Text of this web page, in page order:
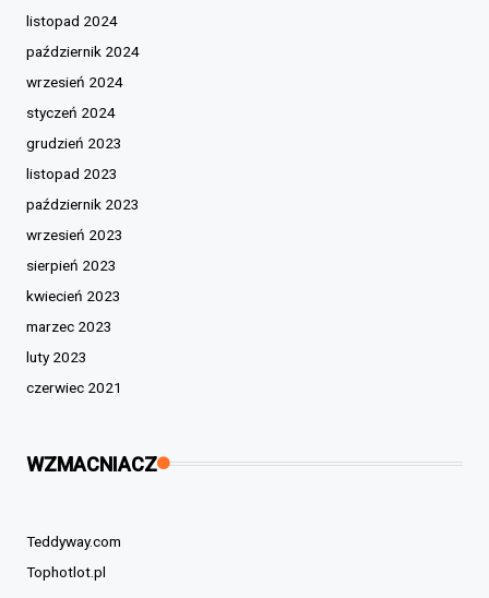
listopad 2024
październik 2024
wrzesień 2024
styczeń 2024
grudzień 2023
listopad 2023
październik 2023
wrzesień 2023
sierpień 2023
kwiecień 2023
marzec 2023
luty 2023
czerwiec 2021
WZMACNIACZ
Teddyway.com
Tophotlot.pl